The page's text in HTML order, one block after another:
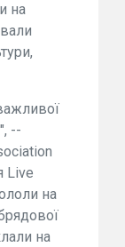
на
--
Live
на
на